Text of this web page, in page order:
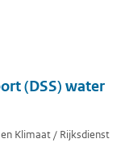
(DSS) water
Klimaat / Rijksdienst